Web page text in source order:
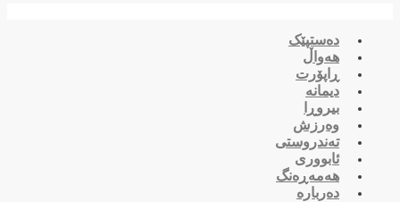
دەستپێک
هەواڵ
ڕاپۆرت
دیمانە
بیروڕا
وەرزش
تەندروستی
ئابووری
هەمەڕەنگ
دەربارە